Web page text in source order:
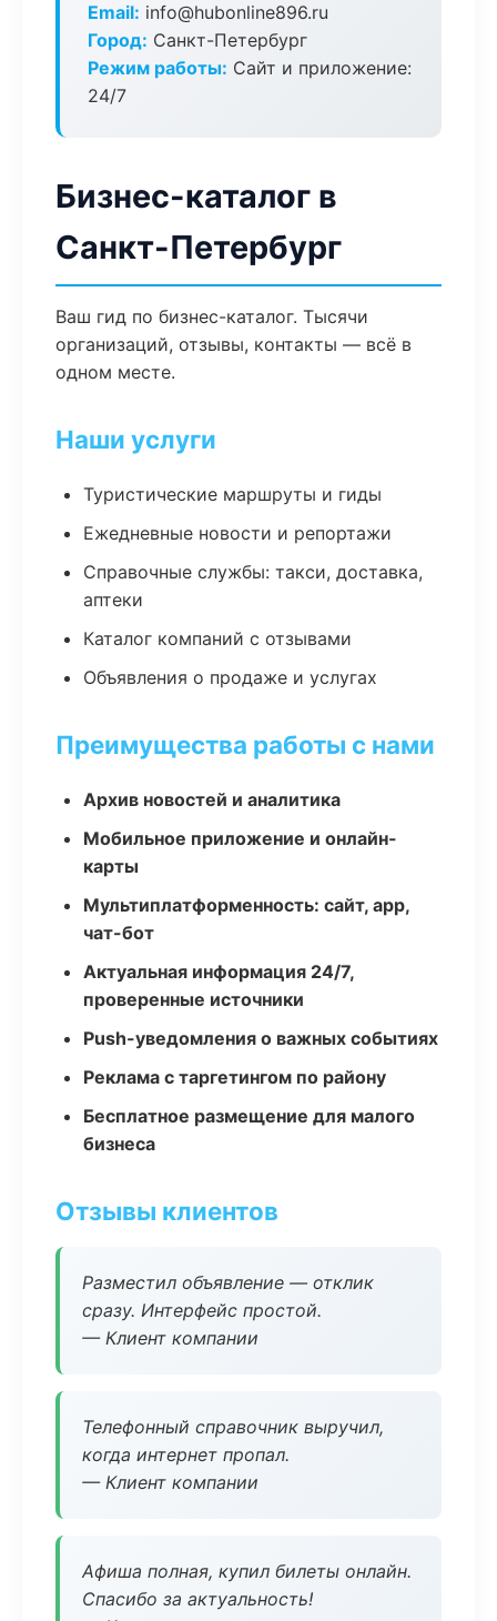
Email: info@hubonline896.ru
Город: Санкт-Петербург
Режим работы: Сайт и приложение:
24/7
Бизнес-каталог в
Санкт-Петербург
Ваш гид по бизнес-каталог. Тысячи
организаций, отзывы, контакты — всё в
одном месте.
Наши услуги
Туристические маршруты и гиды
Ежедневные новости и репортажи
Справочные службы: такси, доставка,
аптеки
Каталог компаний с отзывами
Объявления о продаже и услугах
Преимущества работы с нами
Архив новостей и аналитика
Мобильное приложение и онлайн-
карты
Мультиплатформенность: сайт, app,
чат-бот
Актуальная информация 24/7,
проверенные источники
Push-уведомления о важных событиях
Реклама с таргетингом по району
Бесплатное размещение для малого
бизнеса
Отзывы клиентов
Разместил объявление — отклик
сразу. Интерфейс простой.
— Клиент компании
Телефонный справочник выручил,
когда интернет пропал.
— Клиент компании
Афиша полная, купил билеты онлайн.
Спасибо за актуальность!